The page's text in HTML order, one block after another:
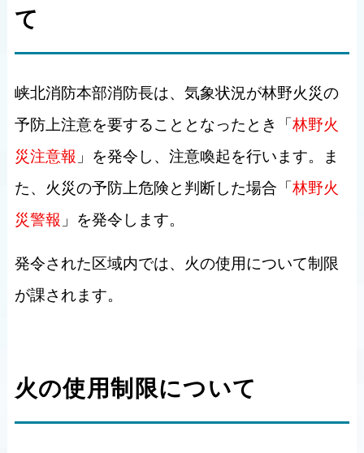
て
峡北消防本部消防長は、気象状況が林野火災の
予防上注意を要することとなったとき「 林野火
災注意報 」を発令し、注意喚起を行います。ま
た、火災の予防上危険と判断した場合「 林野火
災警報 」を発令します。
発令された区域内では、火の使用について制限
が課されます。
火の使用制限について